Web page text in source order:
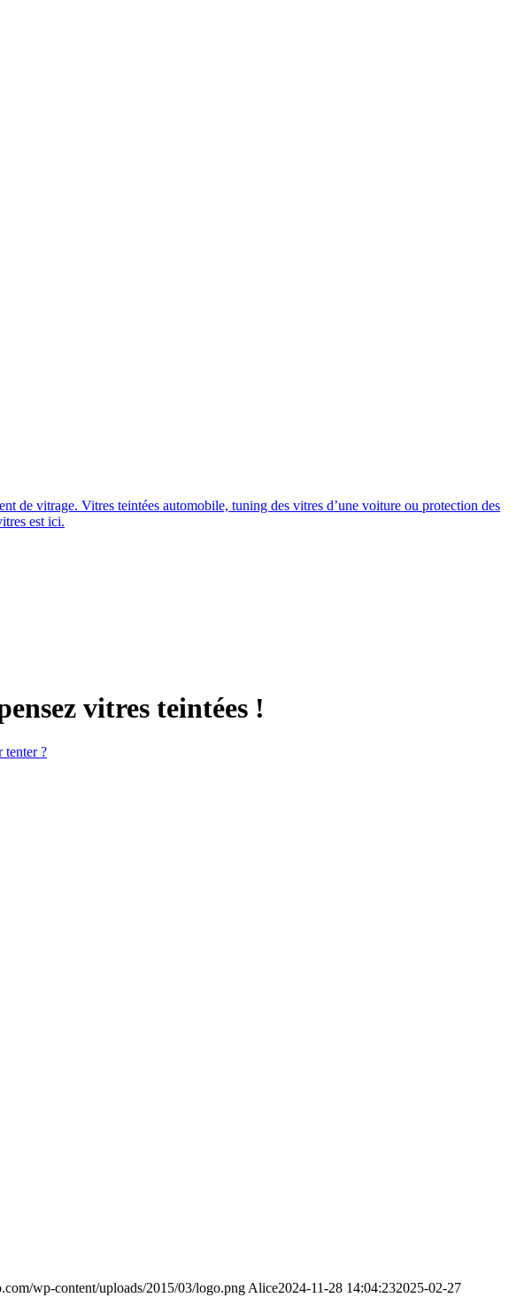
de vitrage. Vitres teintées automobile, tuning des vitres d’une voiture ou protection des
est ici.
vitres teintées !
tenter ?
wp-content/uploads/2015/03/logo.png Alice2024-11-28 14:04:232025-02-27